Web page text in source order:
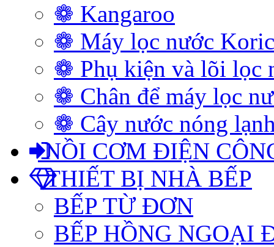
❁ Kangaroo
❁ Máy lọc nước
❁ Phụ kiện và lõi lọc
❁ Chân để máy lọc
❁ Cây nước nóng
NỒI CƠM ĐIỆN
THIẾT BỊ NHÀ BẾP
BẾP TỪ ĐƠN
BẾP HỒNG NGOẠI